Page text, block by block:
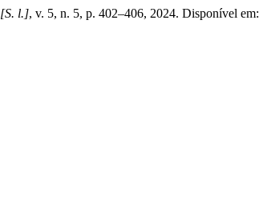
[S. l.], v. 5, n. 5, p. 402–406, 2024. Disponível em: